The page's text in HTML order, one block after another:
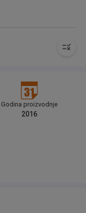
Godina proizvodnje
2016